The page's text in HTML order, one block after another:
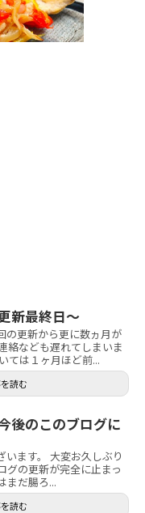
新最終日～
の更新から更に数ヵ月が
絡なども遅れてしまいま
ては１ヶ月ほど前...
読む
のこのブログに
ます。 大変お久しぶり
グの更新が完全に止まっ
まだ腸ろ...
読む